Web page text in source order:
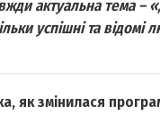
актуальна тема
успішні та відомі
як змінилася